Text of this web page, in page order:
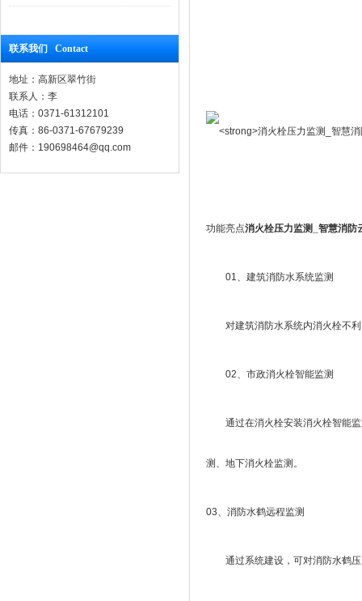
联系我们 Contact
地址：高新区翠竹街
联系人：李
电话：0371-61312101
传真：86-0371-67679239
邮件：190698464@qq.com
功能亮点消火栓压力监测_智慧消防
01、建筑消防水系统监测
对建筑消防水系统内消火栓不利
02、市政消火栓智能监测
通过在消火栓安装消火栓智能监
测、地下消火栓监测。
03、消防水鹤远程监测
通过系统建设，可对消防水鹤压